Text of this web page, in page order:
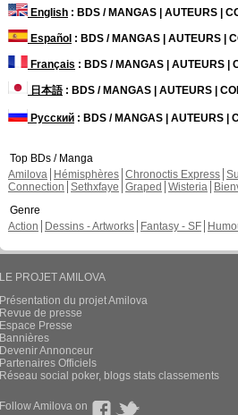
English : BDS / MANGAS | AUTEURS |
Español : BDS / MANGAS | AUTEURS |
Français : BDS / MANGAS | AUTEURS |
日本語: BDS / MANGAS | AUTEURS |
Русский : BDS / MANGAS | AUTEURS |
Top BDs / Manga
Amilova
Hémisphères Chronoctis Express
Connection Sethxfaye Graped Wisteria
Genre
Action
Dessins - Artworks Fantasy - SF
LE PROJET AMILOVA
Présentation du projet Amilova
Revue de presse
Espace Presse
Bannières
Devenir Annonceur
Partenaires Officiels
Réseau social poker, blogs stats classements
Follow Amilova on